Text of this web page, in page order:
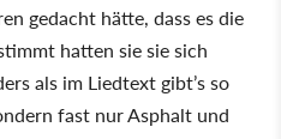
gedacht hätte, dass es die
hatten sie sie sich
als im Liedtext gibt’s so
fast nur Asphalt und